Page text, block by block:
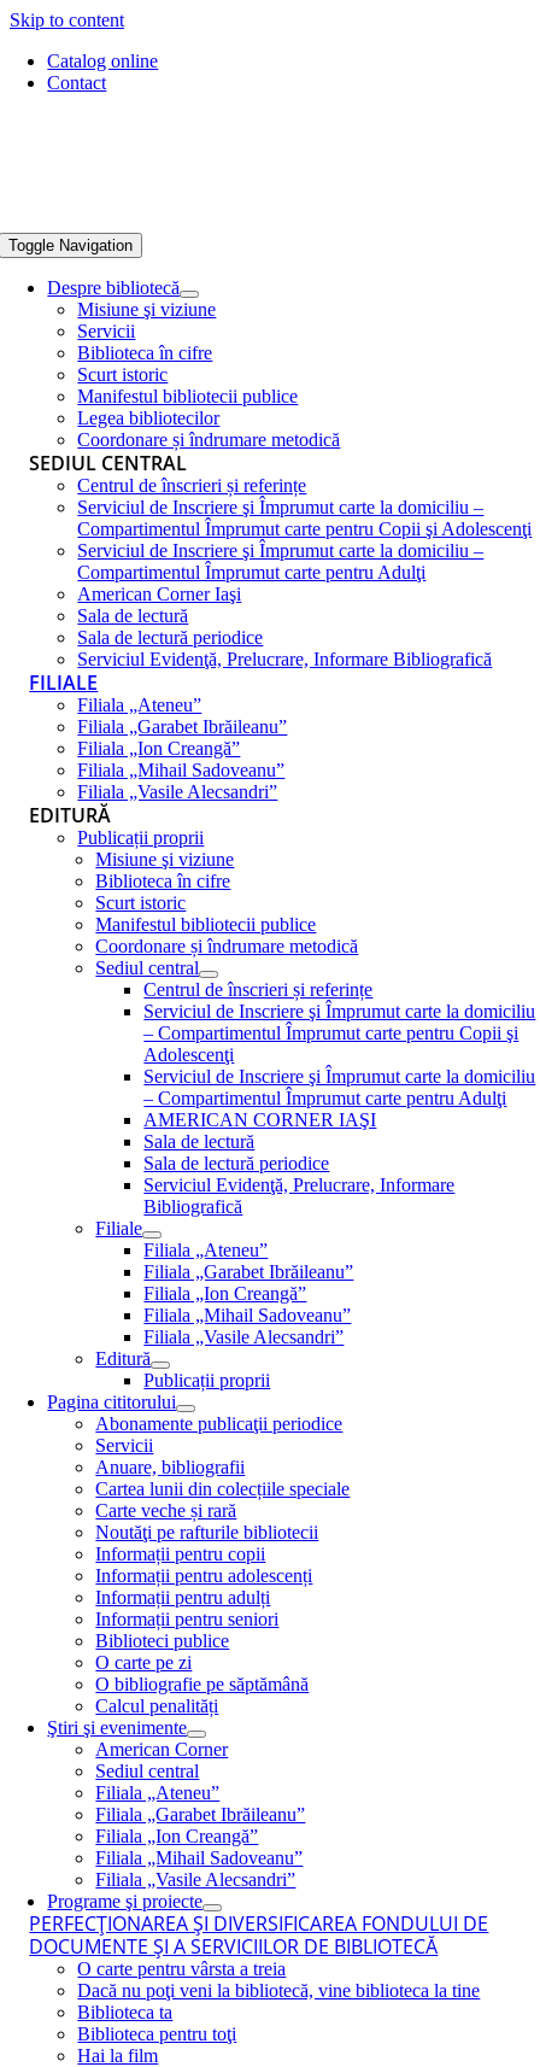
Skip to content
Catalog online
Contact
Toggle Navigation
Despre bibliotecă
Misiune şi viziune
Servicii
Biblioteca în cifre
Scurt istoric
Manifestul bibliotecii publice
Legea bibliotecilor
Coordonare și îndrumare metodică
SEDIUL CENTRAL
Centrul de înscrieri și referințe
Serviciul de Inscriere şi Împrumut carte la domiciliu –
Compartimentul Împrumut carte pentru Copii şi Adolescenţi
Serviciul de Inscriere şi Împrumut carte la domiciliu –
Compartimentul Împrumut carte pentru Adulţi
American Corner Iaşi
Sala de lectură
Sala de lectură periodice
Serviciul Evidenţă, Prelucrare, Informare Bibliografică
FILIALE
Filiala „Ateneu”
Filiala „Garabet Ibrăileanu”
Filiala „Ion Creangă”
Filiala „Mihail Sadoveanu”
Filiala „Vasile Alecsandri”
EDITURĂ
Publicații proprii
Misiune şi viziune
Biblioteca în cifre
Scurt istoric
Manifestul bibliotecii publice
Coordonare și îndrumare metodică
Sediul central
Centrul de înscrieri și referințe
Serviciul de Inscriere şi Împrumut carte la domiciliu
– Compartimentul Împrumut carte pentru Copii şi
Adolescenţi
Serviciul de Inscriere şi Împrumut carte la domiciliu
– Compartimentul Împrumut carte pentru Adulţi
AMERICAN CORNER IAŞI
Sala de lectură
Sala de lectură periodice
Serviciul Evidenţă, Prelucrare, Informare
Bibliografică
Filiale
Filiala „Ateneu”
Filiala „Garabet Ibrăileanu”
Filiala „Ion Creangă”
Filiala „Mihail Sadoveanu”
Filiala „Vasile Alecsandri”
Editură
Publicații proprii
Pagina cititorului
Abonamente publicaţii periodice
Servicii
Anuare, bibliografii
Cartea lunii din colecțiile speciale
Carte veche și rară
Noutăţi pe rafturile bibliotecii
Informații pentru copii
Informații pentru adolescenți
Informații pentru adulți
Informații pentru seniori
Biblioteci publice
O carte pe zi
O bibliografie pe săptămână
Calcul penalități
Ştiri şi evenimente
American Corner
Sediul central
Filiala „Ateneu”
Filiala „Garabet Ibrăileanu”
Filiala „Ion Creangă”
Filiala „Mihail Sadoveanu”
Filiala „Vasile Alecsandri”
Programe şi proiecte
PERFECŢIONAREA ŞI DIVERSIFICAREA FONDULUI DE
DOCUMENTE ŞI A SERVICIILOR DE BIBLIOTECĂ
O carte pentru vârsta a treia
Dacă nu poţi veni la bibliotecă, vine biblioteca la tine
Biblioteca ta
Biblioteca pentru toţi
Hai la film